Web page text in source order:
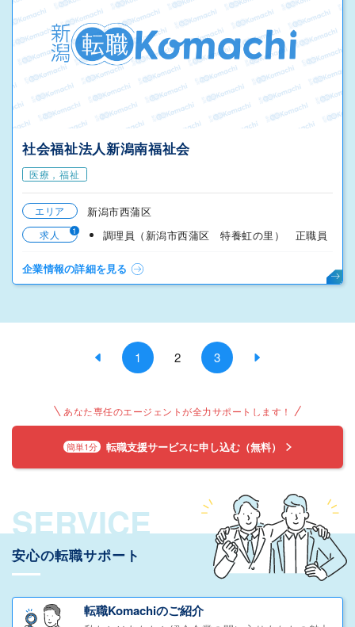
社会福祉法人新潟南福祉会
医療，福祉
エリア 新潟市西蒲区
求人 1 調理員（新潟市西蒲区 特養虹の里） 正職員
企業情報の詳細を見る
1 2 3
あなた専任のエージェントが全力サポートします！
簡単1分 転職支援サービスに申し込む（無料）
SERVICE
安心の転職サポート
転職Komachiのご紹介